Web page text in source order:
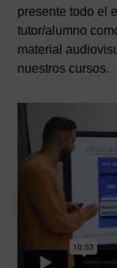
presente todo el
tutor/alumno
material
nuestros cursos.